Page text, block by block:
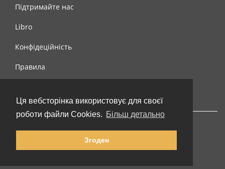
Ця вебсторінка використовує для своєї
роботи файли Cookies. Більш детально
Згоден
Підтримайте нас
Libro
Конфідеційність
Правила
© 2002-2026 lernu.net |Impressum